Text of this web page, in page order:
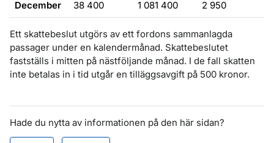
December 38 400 1 081 400 2 950
Ett skattebeslut utgörs av ett fordons sammanlagda
passager under en kalendermånad. Skattebeslutet
fastställs i mitten på nästföljande månad. I de fall skatten
inte betalas in i tid utgår en tilläggsavgift på 500 kronor.
Hade du nytta av informationen på den här sidan?